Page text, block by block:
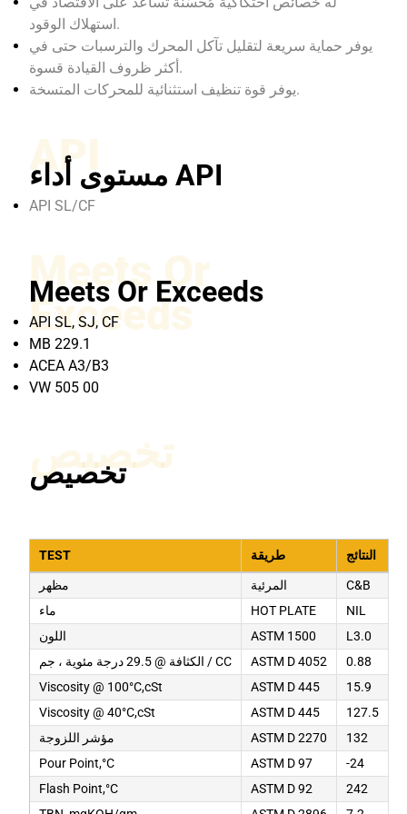
استهلاك الوقود.
يوفر حماية سريعة لتقليل تآكل المحرك والترسبات حتى في
أكثر ظروف القيادة قسوة.
يوفر قوة تنظيف استثنائية للمحركات المتسخة.
API مستوى أداء API
API SL/CF
Meets Or
Exceeds
Meets Or Exceeds
API SL, SJ, CF
MB 229.1
ACEA A3/B3
VW 505 00
تخصيص
تخصيص
TEST طريقة النتائج
مظهر المرئية
C&B
ماء
HOT PLATE
NIL
اللون
ASTM 1500
L3.0
الكثافة @ 29.5 درجة مئوية ، جم / CC
ASTM D 4052
0.88
Viscosity @ 100°C,cSt
ASTM D 445
15.9
Viscosity @ 40°C,cSt
ASTM D 445
127.5
مؤشر اللزوجة
ASTM D 2270
132
Pour Point,°C
ASTM D 97
-24
Flash Point,°C
ASTM D 92
242